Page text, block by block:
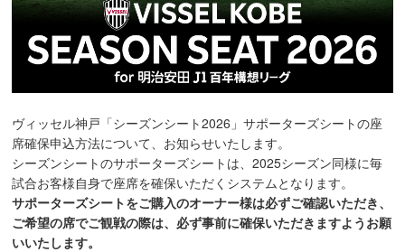
ヴィッセル神戸「シーズンシート2026」サポーターズシートの座
席確保申込方法について、お知らせいたします。
シーズンシートのサポーターズシートは、2025シーズン同様に毎
試合お客様自身で座席を確保いただくシステムとなります。
サポーターズシートをご購入のオーナー様は必ずご確認いただき、
ご希望の席でご観戦の際は、必ず事前に確保いただきますようお願
いいたします。